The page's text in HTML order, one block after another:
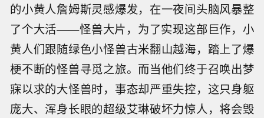
的小黄人詹姆斯灵感爆发，在一夜间头脑风暴整
了个大活——怪兽大片，为了实现这部巨作，小
黄人们跟随绿色小怪兽古米翻山越海，踏上了爆
梗不断的怪兽寻觅之旅。而当他们终于召唤出梦
寐以求的大怪兽时，事态却严重失控，这只身躯
庞大、浑身长眼的超级艾琳破坏力惊人，将会毁